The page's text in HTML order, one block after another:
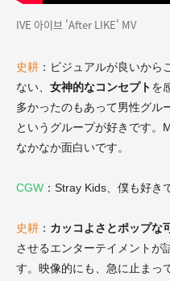
IVE 아이브 'After LIKE' MV
史耕 ： ビジュアルが良いから
ない、 女神的なコンセプトを
多かったのもあって男性グル
というグループが好きです。
なかなか面白いです。
CGW ：Stray Kids、僕も好
史耕 ： カッコよさとポップな
させるエンターテイメントが
す。映像的にも、急に止まっ